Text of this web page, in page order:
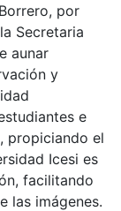
por
Secretaria
aunar
y
e
propiciando el
Icesi es
facilitando
las imágenes.